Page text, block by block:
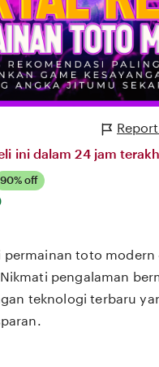
ini dalam 24 jam
90% off
permainan toto modern
pengalaman
teknologi terbaru